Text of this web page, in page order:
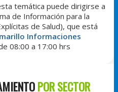
temática puede dirigirse a
de Información para la
de Salud), que está
Informaciones
08:00 a 17:00 hrs
POR SECTOR